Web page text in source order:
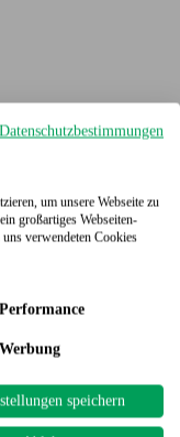
Datenschutzbestimmungen
um unsere Webseite zu
großartiges Webseiten-
verwendeten Cookies
Performance
Werbung
speichern